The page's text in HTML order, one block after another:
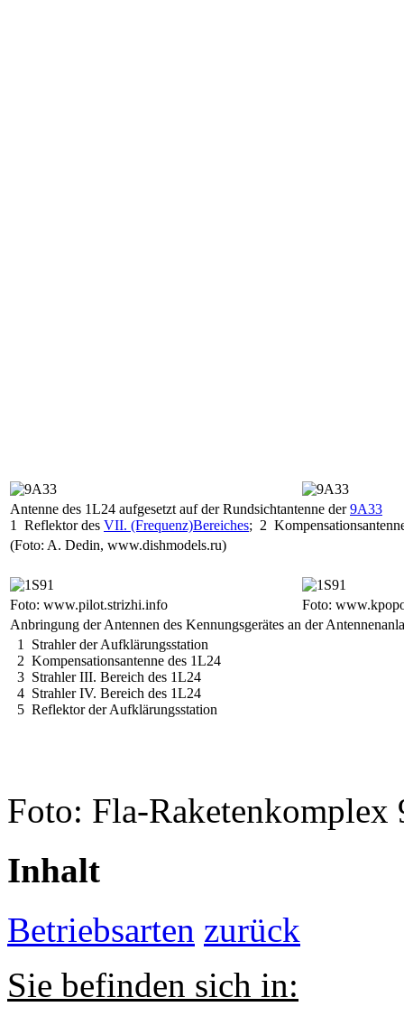
Antenne des 1L24 aufgesetzt auf der Rundsichtantenne der9A33
1 Reflektor des VII. (Frequenz)Bereiches; 2
(Foto: A. Dedin, www.dishmodels.ru)
Foto: www.pilot.strizhi.info
Foto:
Anbringung der Antennen des Kennungsgerätes an der
1 Strahler der Aufklärungsstation
2 Kompensationsantenne des 1L24
3 Strahler III. Bereich des 1L24
4 Strahler IV. Bereich des 1L24
5 Reflektor der Aufklärungsstation
Foto: Fla-Raketenkomplex
Inhalt
Betriebsarten zurück
Sie befinden sich in: